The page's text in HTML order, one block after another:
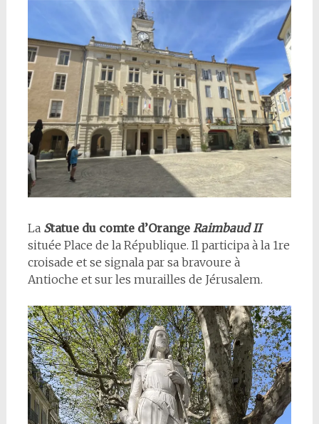
LaStatue du comte d’Orange Raimbaud II
située Place de la République. Il participa à la 1re
croisade et se signala par sa bravoure à
Antioche et sur les murailles de Jérusalem.